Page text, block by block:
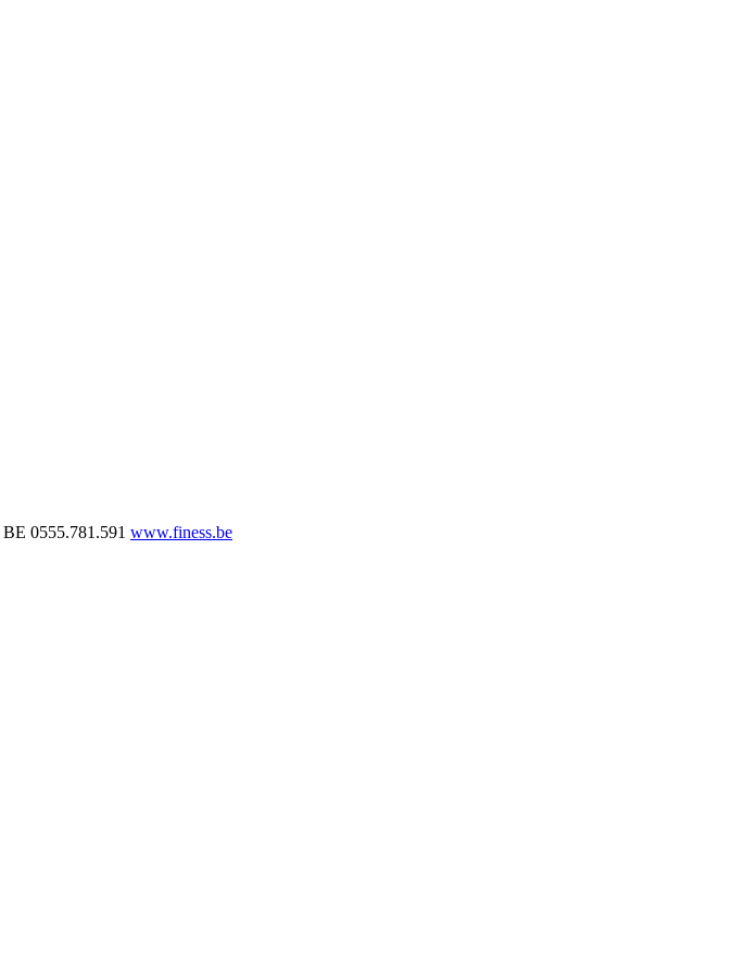
BE 0555.781.591 www.finess.be